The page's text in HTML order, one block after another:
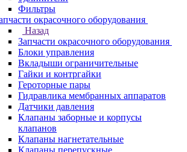
Фильтры
окрасочного оборудования
Назад
Запчасти окрасочного оборудования
Блоки управления
Вкладыши ограничительные
Гайки и контргайки
Героторные пары
Гидравлика мембранных аппаратов
Датчики давления
Клапаны заборные и корпусы
клапанов
Клапаны нагнетательные
Клапаны перепускные